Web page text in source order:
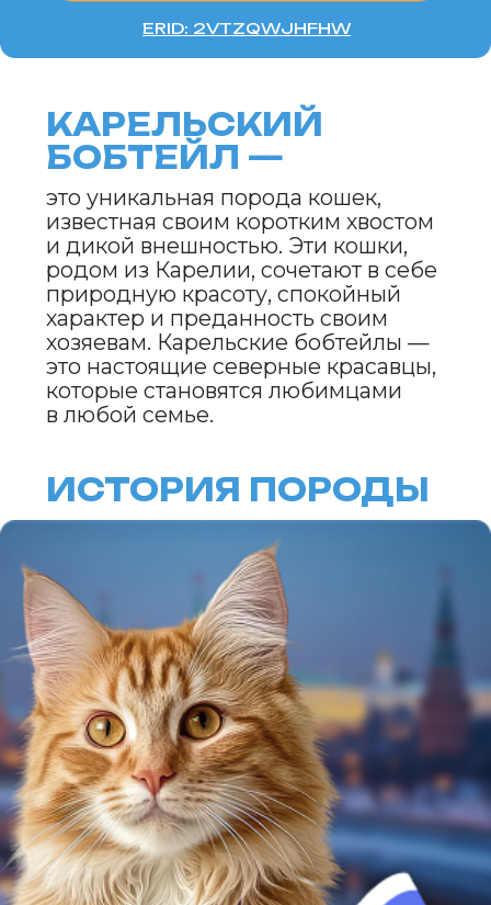
Карельский бобтейл —
это аборигенная порода, которая
сформировалась естественным
образом на территории Карелии,
России. Короткий хвост — результат
естественной мутации, которая
закрепилась в популяции.
изучению и сохранению породы.
Карельский бобтейл был
Карельский бобтейл — это кошка
среднего размера с крепким,
мускулистым телом и коротким
хвостом, длина которого обычно
составляет 4–13 см. Хвост может
быть изогнутым, закрученным
или прямым. Шерсть может быть короткой
или полудлинной,
с густым подшёрстком, что делает
её устойчивой к холоду и влаге.
Окрасы разнообразны:
от однотонных до пятнистых,
полосатых и мраморных. Глаза
большие, выразительные, цвет
гармонирует с окрасом шерсти.
ВНЕШНИЙ ВИД